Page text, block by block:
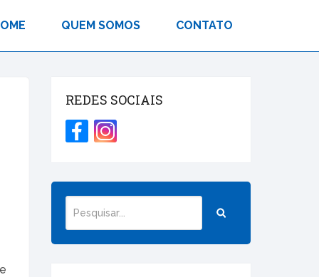
QUEM SOMOS CONTATO
REDES SOCIAIS